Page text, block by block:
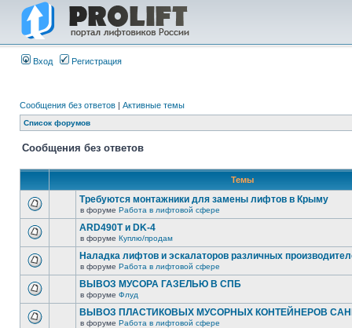
Вход Регистрация
Сообщения без ответов | Активные темы
Список форумов
Сообщения без ответов
Темы
Требуются монтажники для замены лифтов в Крыму
в форуме Работа в лифтовой сфере
ARD490T и DK-4
в форуме Куплю/продам
Наладка лифтов и эскалаторов различных
в форуме Работа в лифтовой сфере
ВЫВОЗ МУСОРА ГАЗЕЛЬЮ В СПБ
в форуме Флуд
ВЫВОЗ ПЛАСТИКОВЫХ МУСОРНЫХ КОНТЕЙНЕРОВ
в форуме Работа в лифтовой сфере